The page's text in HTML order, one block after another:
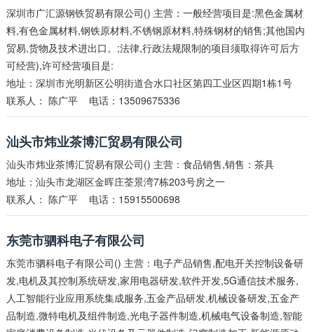
深圳市广汇源钢铁贸易有限公司() 主营：一般经营项目是:黑色金属材
料,有色金属材料,钢铁原材料,不锈钢原材料,特殊钢材的销售;其他国内
贸易,货物及技术进出口。;法律,行政法规限制的项目须取得许可后方
可经营),许可经营项目是:
地址：深圳市光明新区公明街道合水口社区第四工业区四期1栋1号
联系人： 陈广平电话：13509675336
汕头市炜业茶博汇贸易有限公司
汕头市炜业茶博汇贸易有限公司() 主营：食品销售,销售：茶具
地址：汕头市龙湖区金晖庄荃景湾7栋203号房之一
联系人： 陈广平电话：15915500698
东莞市驷科电子有限公司
东莞市驷科电子有限公司() 主营：电子产品销售,配电开关控制设备研
发,电机及其控制系统研发,家用电器研发,软件开发,5G通信技术服务,
人工智能行业应用系统集成服务,五金产品研发,机械设备研发,五金产
品制造,微特电机及组件制造,光电子器件制造,机械电气设备制造,智能